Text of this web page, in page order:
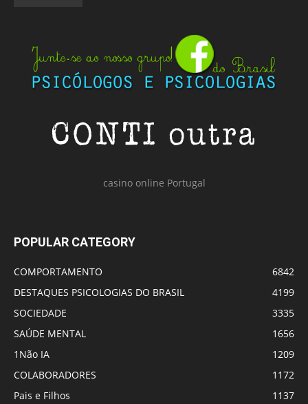
casino online Portugal
POPULAR CATEGORY
COMPORTAMENTO
6842
DESTAQUES PSICOLOGIAS DO BRASIL
4199
SOCIEDADE
3335
SAÚDE MENTAL
1656
1Não IA
1209
COLABORADORES
1172
Pais e Filhos
1137